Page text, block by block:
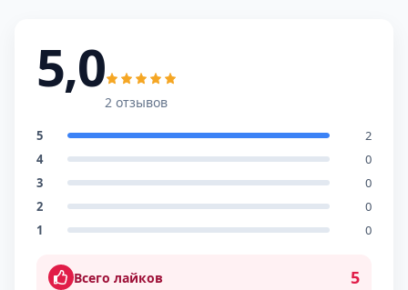
5,0
2 отзывов
5
2
4
0
3
0
2
0
1
0
Всего лайков 5